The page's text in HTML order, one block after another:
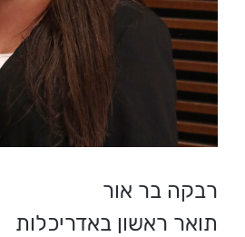
רבקה בר אור
תואר ראשון באדריכלות